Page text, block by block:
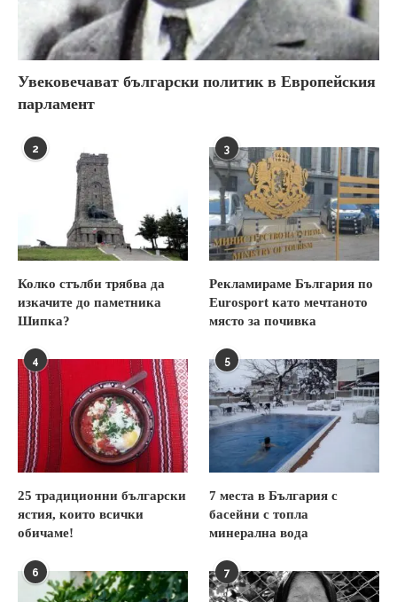
Увековечават български политик в Европейския
парламент
2
Колко стълби трябва да
изкачите до паметника
Шипка?
3
Рекламираме България по
Eurosport като мечтаното
място за почивка
4
25 традиционни български
ястия, които всички
обичаме!
5
7 места в България с
басейни с топла
минерална вода
6 7